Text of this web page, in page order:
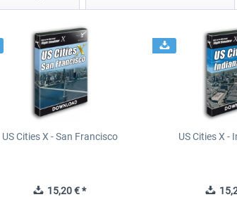
US Cities X - San Francisco
15,20 € *
US Cities X -